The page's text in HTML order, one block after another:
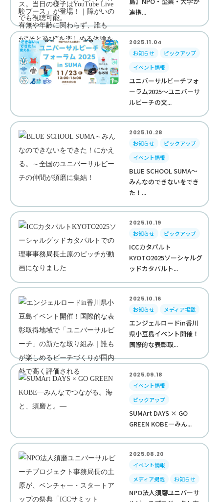
連携...
2025.11.04
お知らせ
ピックアップ
イベント情報
ユニバーサルビーチフォ
ーラム2025～ユニバーサ
ルビーチの文...
2025.10.28
お知らせ
ピックアップ
イベント情報
BLUE SCHOOL SUMA～
みんなのできないをでき
た！...
2025.10.19
お知らせ
ピックアップ
ICCカタパルト
KYOTO2025ソーシャルグ
ッドカタパルト...
2025.10.16
お知らせ
メディア掲載
エンジェルロードin香川
県小豆島イベント開催！
国際的な表彰取...
2025.09.18
イベント情報
ピックアップ
SUMArt DAYS × GO
GREEN KOBE—みん...
2025.08.20
イベント情報
メディア掲載
お知らせ
NPO法人須磨ユニバーサ